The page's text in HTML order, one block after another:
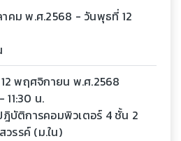
คม พ.ศ.2568 - วันพุธที่ 12
พฤศจิกายน พ.ศ.2568
11:30 น.
บัติการคอมพิวเตอร์ 4 ชั้น 2
วรรค์ (ม.ใน)